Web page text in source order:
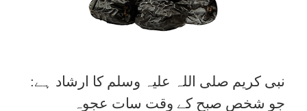
نبی کریم صلی اللہ علیہ وسلم کا ارشاد ہے:
جو شخص صبح کے وقت سات عجوہ